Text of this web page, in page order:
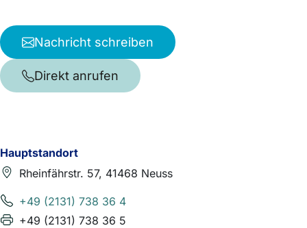
Hauptstandort
Rheinfährstr. 57, 41468 Neuss
+49 (2131) 738 36 4
+49 (2131) 738 36 5
Nachricht schreiben
Direkt anrufen